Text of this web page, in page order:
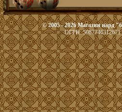
© 2005 - 2026 Магазин нард
ОГРН: 5087746312671